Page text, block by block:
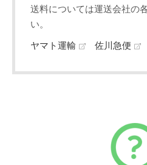
送料については運送会社の
い。
ヤマト運輸 佐川急便